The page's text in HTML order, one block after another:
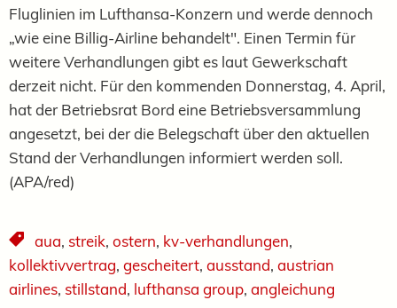
Fluglinien im Lufthansa-Konzern und werde dennoch
„wie eine Billig-Airline behandelt". Einen Termin für
weitere Verhandlungen gibt es laut Gewerkschaft
derzeit nicht. Für den kommenden Donnerstag, 4. April,
hat der Betriebsrat Bord eine Betriebsversammlung
angesetzt, bei der die Belegschaft über den aktuellen
Stand der Verhandlungen informiert werden soll.
(APA/red)
aua, streik, ostern, kv-verhandlungen,
kollektivvertrag, gescheitert, ausstand, austrian
airlines, stillstand, lufthansa group, angleichung